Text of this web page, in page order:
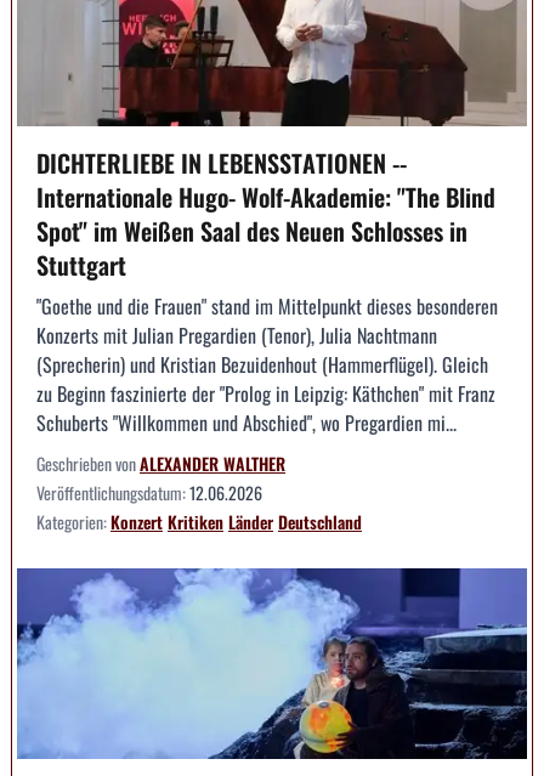
DICHTERLIEBE IN LEBENSSTATIONEN --
Internationale Hugo- Wolf-Akademie: "The Blind
Spot" im Weißen Saal des Neuen Schlosses in
Stuttgart
"Goethe und die Frauen" stand im Mittelpunkt dieses besonderen
Konzerts mit Julian Pregardien (Tenor), Julia Nachtmann
(Sprecherin) und Kristian Bezuidenhout (Hammerflügel). Gleich
zu Beginn faszinierte der "Prolog in Leipzig: Käthchen" mit Franz
Schuberts "Willkommen und Abschied", wo Pregardien mi...
Geschrieben vonALEXANDER WALTHER
Veröffentlichungsdatum:12.06.2026
Kategorien:KonzertKritikenLänderDeutschland